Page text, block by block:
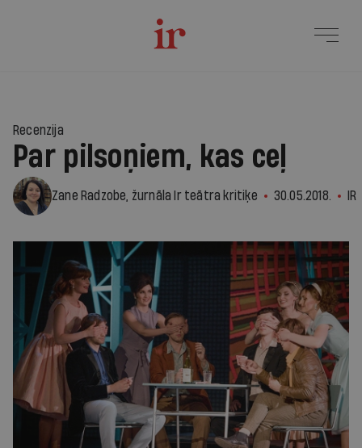
Recenzija
Par pilsoņiem, kas ceļ
Zane Radzobe, žurnāla Ir teātra kritiķe 30.05.2018. IR